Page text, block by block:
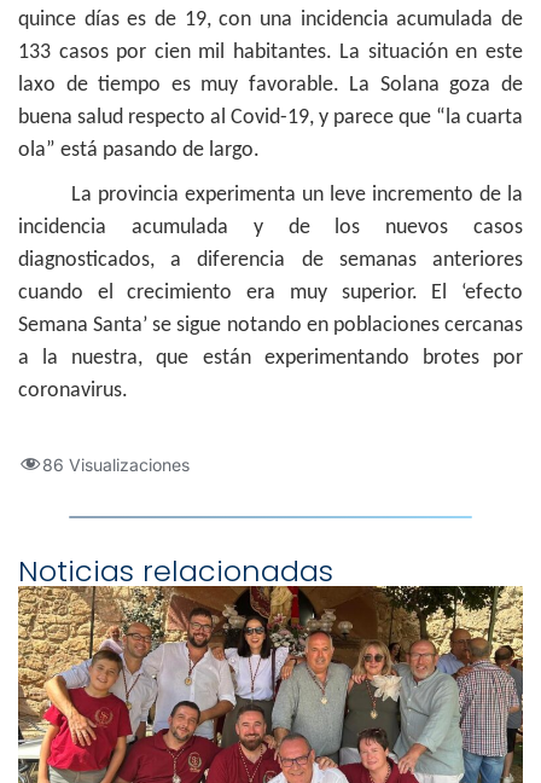
quince días es de 19, con una incidencia acumulada de
133 casos por cien mil habitantes. La situación en este
laxo de tiempo es muy favorable. La Solana goza de
buena salud respecto al Covid-19, y parece que “la cuarta
ola” está pasando de largo.
La provincia experimenta un leve incremento de la
incidencia acumulada y de los nuevos casos
diagnosticados, a diferencia de semanas anteriores
cuando el crecimiento era muy superior. El ‘efecto
Semana Santa’ se sigue notando en poblaciones cercanas
a la nuestra, que están experimentando brotes por
coronavirus.
86 Visualizaciones
Noticias relacionadas